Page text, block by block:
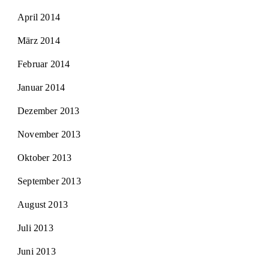
April 2014
März 2014
Februar 2014
Januar 2014
Dezember 2013
November 2013
Oktober 2013
September 2013
August 2013
Juli 2013
Juni 2013